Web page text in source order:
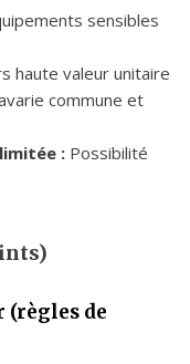
sensibles
haute valeur unitaire
commune et
: Possibilité
de